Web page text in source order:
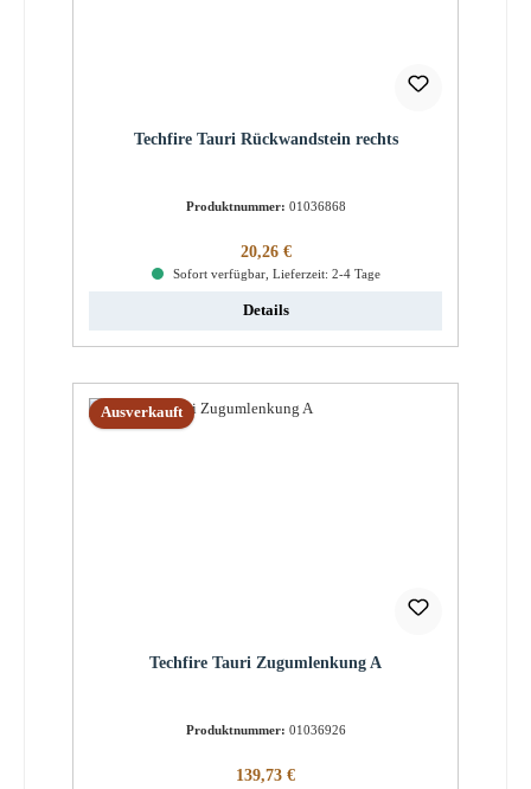
Techfire Tauri Rückwandstein rechts
Produktnummer: 01036868
Regulärer Preis:
20,26 €
Sofort verfügbar, Lieferzeit: 2-4 Tage
Details
Ausverkauft
Techfire Tauri Zugumlenkung A
Produktnummer: 01036926
Regulärer Preis:
139,73 €